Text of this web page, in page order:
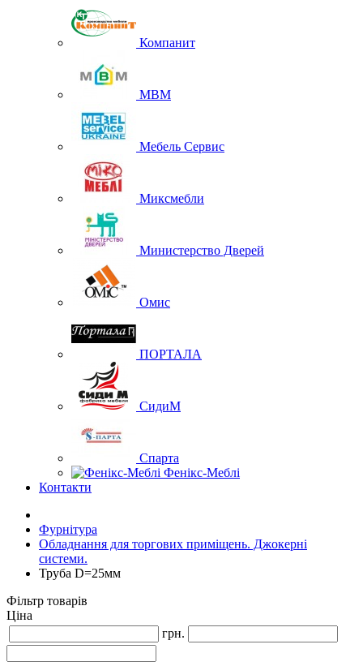
Компанит
МВМ
Мебель Сервис
Миксмебли
Министерство Дверей
Омис
ПОРТАЛА
СидиМ
Спарта
Фенікс-Меблі
Контакти
Фурнітура
Обладнання для торгових приміщень. Джокерні
системи.
Труба D=25мм
Фільтр товарів
Ціна
грн.